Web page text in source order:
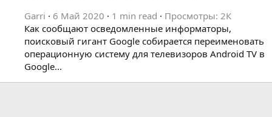
Garri 6 Май 2020 1 min read
Просмотры: 2К
Как сообщают осведомленные информаторы,
поисковый гигант Google собирается переименовать
операционную систему для телевизоров Android TV в
Google...